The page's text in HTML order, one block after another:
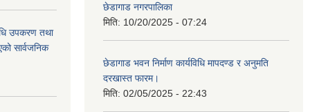
उपकरण तथा
सार्वजनिक
छेडागाड नगरपालिका
मिति: 10/20/2025 - 07:24
छेडागाड भवन निर्माण कार्यविधि मापदण्ड र अनुमति
दरखास्त फारम।
मिति: 02/05/2025 - 22:43